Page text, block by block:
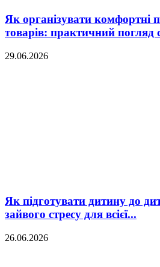
Як організувати комфортні
товарів: практичний погляд
29.06.2026
Як підготувати дитину до
зайвого стресу для всієї...
26.06.2026